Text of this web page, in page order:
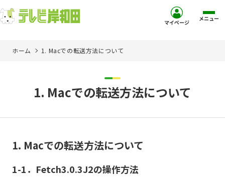
サービス
コミュニティチャンネル
お知らせ
マイページ メニュー
ホーム 1. Macでの転送方法について
1. Macでの転送方法について
1. Macでの転送方法について
1-1．Fetch3.0.3J2の操作方法